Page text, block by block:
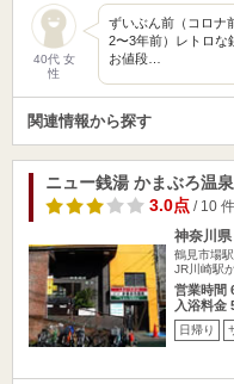
40代 女
性
ずいぶん前（コロナ
2〜3年前）レトロな
お値段…
関連情報から探す
ニュー銭湯 かまぶろ温泉
3.0点/ 10 件
神奈川
鶴見市場
JR川崎駅
営業時間
入浴料金
日帰り